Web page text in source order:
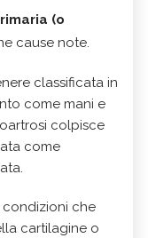
(o
cause note.
classificata in
come mani e
colpisce
come
condizioni che
cartilagine o